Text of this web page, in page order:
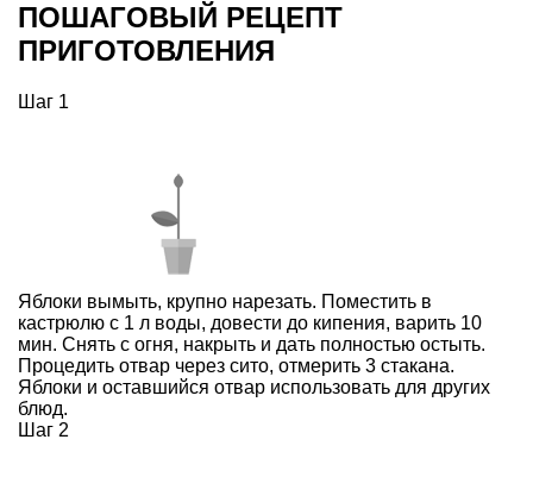
ПОШАГОВЫЙ РЕЦЕПТ
ПРИГОТОВЛЕНИЯ
Шаг 1
Яблоки вымыть, крупно нарезать. Поместить в
кастрюлю с 1 л воды, довести до кипения, варить 10
мин. Снять с огня, накрыть и дать полностью остыть.
Процедить отвар через сито, отмерить 3 стакана.
Яблоки и оставшийся отвар использовать для других
блюд.
Шаг 2